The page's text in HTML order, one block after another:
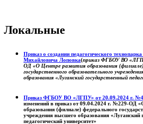
Локальные
Приказ о создании педагогического
Михайловича Лоповка(приказ ФГБОУ ВО
ОД «О Центре развития образования (филиале)
государственного образовательного
образования «Луганский государственный
Приказ ФГБОУ ВО «ЛГПУ» от 20.09.2024 г.
изменений в приказ от 09.04.2024 г. №229-ОД
образования (филиале) федерального
учреждения высшего образования «Луганский
педагогический университет»